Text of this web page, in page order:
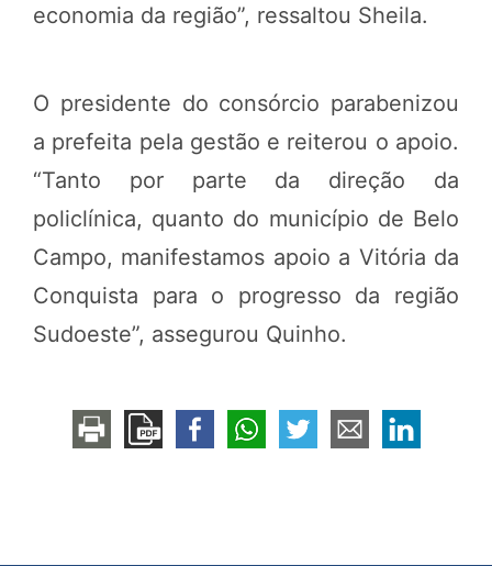
economia da região”, ressaltou Sheila.
O presidente do consórcio parabenizou
a prefeita pela gestão e reiterou o apoio.
“Tanto por parte da direção da
policlínica, quanto do município de Belo
Campo, manifestamos apoio a Vitória da
Conquista para o progresso da região
Sudoeste”, assegurou Quinho.